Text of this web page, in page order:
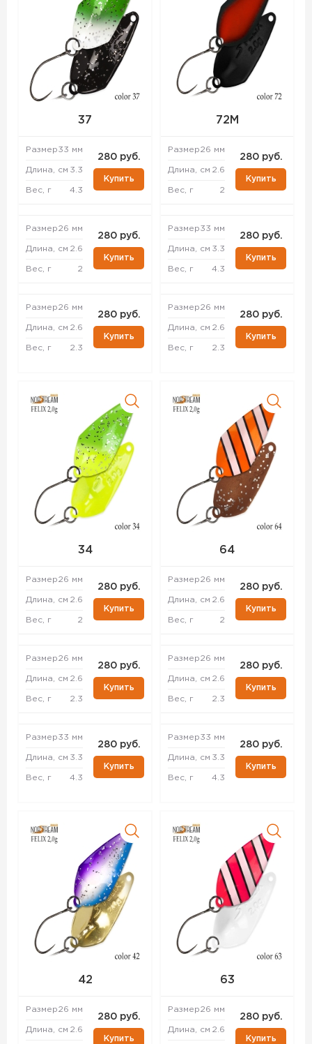
37
Размер33 мм
Длина, см 3.3
Вес, г 4.3
280 руб.
Купить
Размер26 мм
Длина, см 2.6
Вес, г 2
280 руб.
Купить
Размер26 мм
Длина, см 2.6
Вес, г 2.3
280 руб.
Купить
72M
Размер26 мм
Длина, см 2.6
Вес, г 2
280 руб.
Купить
Размер33 мм
Длина, см 3.3
Вес, г 4.3
280 руб.
Купить
Размер26 мм
Длина, см 2.6
Вес, г 2.3
280 руб.
Купить
34
Размер26 мм
Длина, см 2.6
Вес, г 2
280 руб.
Купить
Размер26 мм
Длина, см 2.6
Вес, г 2.3
280 руб.
Купить
Размер33 мм
Длина, см 3.3
Вес, г 4.3
280 руб.
Купить
64
Размер26 мм
Длина, см 2.6
Вес, г 2
280 руб.
Купить
Размер26 мм
Длина, см 2.6
Вес, г 2.3
280 руб.
Купить
Размер33 мм
Длина, см 3.3
Вес, г 4.3
280 руб.
Купить
42
Размер26 мм
Длина, см 2.6
280 руб.
Купить
63
Размер26 мм
Длина, см 2.6
280 руб.
Купить